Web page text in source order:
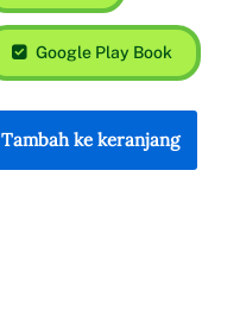
Google Play Book
Tambah ke keranjang